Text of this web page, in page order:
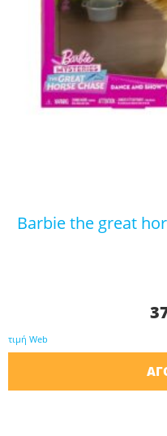
barbie the great
τιμή Web